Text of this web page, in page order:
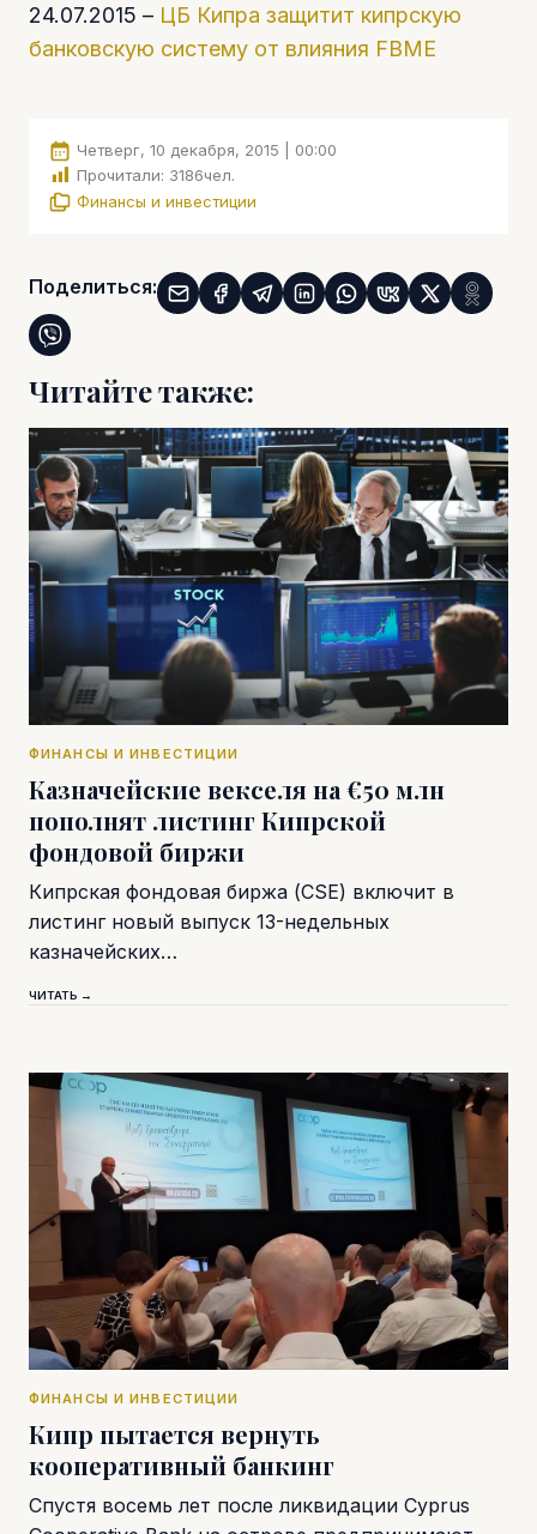
24.07.2015 – ЦБ Кипра защитит кипрскую
банковскую систему от влияния FBME
Четверг, 10 декабря, 2015 | 00:00
Прочитали: 3186чел.
Финансы и инвестиции
Поделиться:
Читайте также:
ФИНАНСЫ И ИНВЕСТИЦИИ
Казначейские векселя на €50 млн
пополнят листинг Кипрской
фондовой биржи
Кипрская фондовая биржа (CSE) включит в
листинг новый выпуск 13-недельных
казначейских…
ЧИТАТЬ →
ФИНАНСЫ И ИНВЕСТИЦИИ
Кипр пытается вернуть
кооперативный банкинг
Спустя восемь лет после ликвидации Cyprus